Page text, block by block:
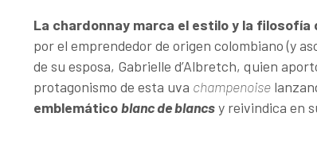
La chardonnay marca el estilo y la filosofía
por el emprendedor de origen colombiano (y
de su esposa, Gabrielle d’Albretch, quien
protagonismo de esta uva champenoise
emblemáticoblanc de blancsy reivindica en